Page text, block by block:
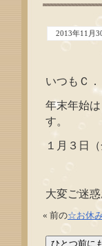
2013年11月
いつもＣ
年末年始は
す。
１月３日
大変ご迷
« 前の☆お休